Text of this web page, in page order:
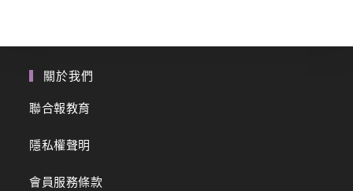
關於我們
聯合報教育
隱私權聲明
會員服務條款